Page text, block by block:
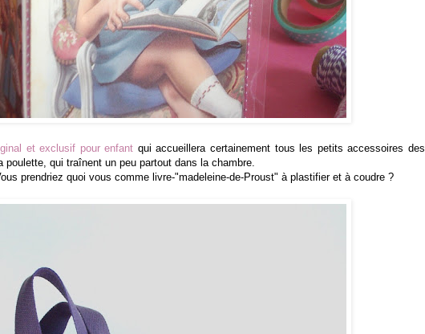
et exclusif pour enfant qui accueillera certainement tous les petits accessoires des
qui traînent un peu partout dans la chambre.
prendriez quoi vous comme livre-"madeleine-de-Proust" à plastifier et à coudre ?